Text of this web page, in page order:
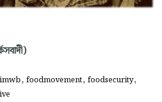
, foodmovement, foodsecurity,